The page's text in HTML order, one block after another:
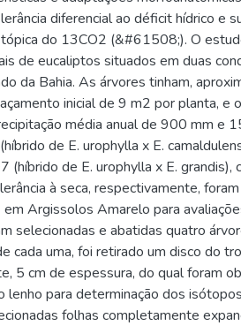
diferencial ao déficit hídrico e
do 13CO2 (&#61508;). O
de eucaliptos situados em duas
da Bahia. As árvores tinham,
inicial de 9 m2 por planta, e
média anual de 900 mm e
de E. urophylla x E.
(híbrido de E. urophylla x E. grandis),
à seca, respectivamente,
Argissolos Amarelo para
selecionadas e abatidas quatro
cada uma, foi retirado um disco do
5 cm de espessura, do qual foram
lenho para determinação dos
folhas completamente